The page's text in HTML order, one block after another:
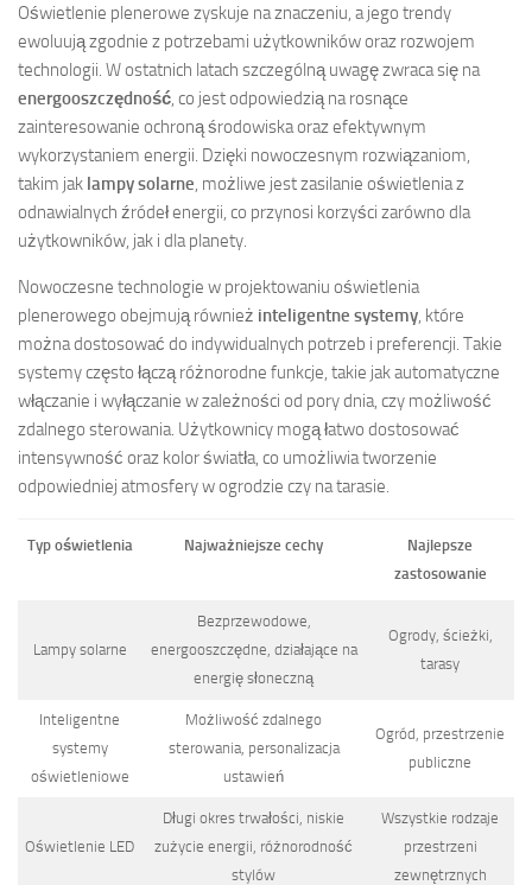
Oświetlenie plenerowe zyskuje na znaczeniu, a jego trendy
ewoluują zgodnie z potrzebami użytkowników oraz rozwojem
technologii. W ostatnich latach szczególną uwagę zwraca się na
energooszczędność, co jest odpowiedzią na rosnące
zainteresowanie ochroną środowiska oraz efektywnym
wykorzystaniem energii. Dzięki nowoczesnym rozwiązaniom,
takim jak lampy solarne, możliwe jest zasilanie oświetlenia z
odnawialnych źródeł energii, co przynosi korzyści zarówno dla
użytkowników, jak i dla planety.
Nowoczesne technologie w projektowaniu oświetlenia
plenerowego obejmują również inteligentne systemy, które
można dostosować do indywidualnych potrzeb i preferencji. Takie
systemy często łączą różnorodne funkcje, takie jak automatyczne
włączanie i wyłączanie w zależności od pory dnia, czy możliwość
zdalnego sterowania. Użytkownicy mogą łatwo dostosować
intensywność oraz kolor światła, co umożliwia tworzenie
odpowiedniej atmosfery w ogrodzie czy na tarasie.
Typ oświetlenia Najważniejsze cechy
Najlepsze
zastosowanie
Lampy solarne
Bezprzewodowe,
energooszczędne, działające na
energię słoneczną
Ogrody, ścieżki,
tarasy
Inteligentne
systemy
oświetleniowe
Możliwość zdalnego
sterowania, personalizacja
ustawień
Ogród, przestrzenie
publiczne
Oświetlenie LED
Długi okres trwałości, niskie
zużycie energii, różnorodność
stylów
Wszystkie rodzaje
przestrzeni
zewnętrznych